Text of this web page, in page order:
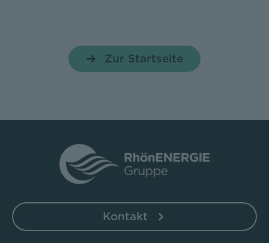
Zur Startseite
Kontakt